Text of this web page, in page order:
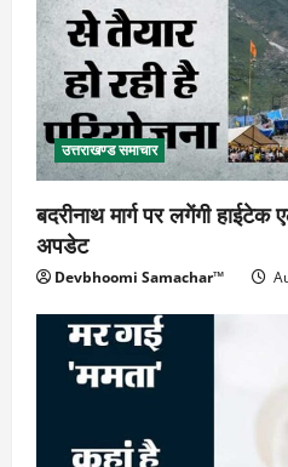
उत्तराखण्ड समाचार
बदरीनाथ मार्ग पर लगेंगी हाईटेक
अपडेट
Devbhoomi Samachar™